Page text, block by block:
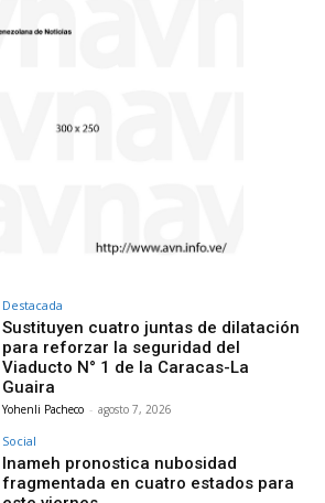
Destacada
Sustituyen cuatro juntas de dilatación
para reforzar la seguridad del
Viaducto N° 1 de la Caracas-La
Guaira
Yohenli Pacheco - agosto 7, 2026
Social
Inameh pronostica nubosidad
fragmentada en cuatro estados para